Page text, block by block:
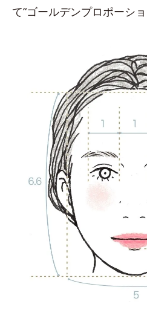
て“ゴールデンプロポーシ